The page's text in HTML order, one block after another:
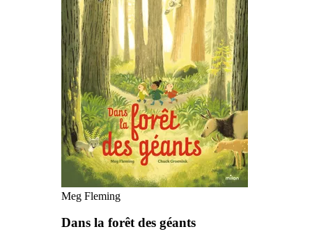
Meg Fleming
Dans la forêt des géants